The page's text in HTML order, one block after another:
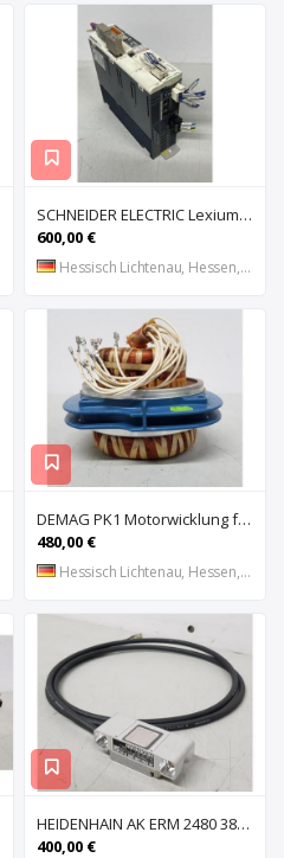
SCHNEIDER ELECTRIC Lexium 32 LXM32MU90M2 AC-Servoantrieb, Servoregler, Antriebsregler, Serv
600,00 €
Hessisch Lichtenau, Hessen, DE
DEMAG PK1 Motorwicklung für Kettenzug DEMAG PK1, Spule, Moto
480,00 €
Hessisch Lichtenau, Hessen, DE
HEIDENHAIN AK ERM 2480 3850 01 -03 R Abtastkopf für inkrementales Einbau-Messgerät mit
400,00 €